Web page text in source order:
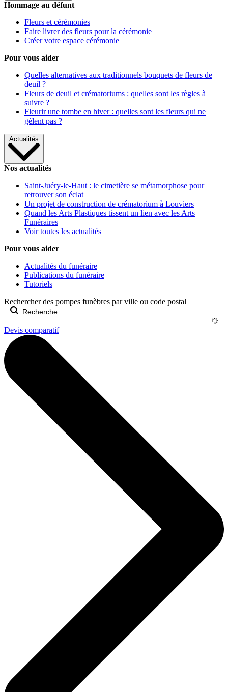
Hommage au défunt
Fleurs et cérémonies
Faire livrer des fleurs pour la cérémonie
Créer votre espace cérémonie
Pour vous aider
Quelles alternatives aux traditionnels bouquets de fleurs de
deuil ?
Fleurs de deuil et crématoriums : quelles sont les règles à
suivre ?
Fleurir une tombe en hiver : quelles sont les fleurs qui ne
gèlent pas ?
Actualités
Nos actualités
Saint-Juéry-le-Haut : le cimetière se métamorphose pour
retrouver son éclat
Un projet de construction de crématorium à Louviers
Quand les Arts Plastiques tissent un lien avec les Arts
Funéraires
Voir toutes les actualités
Pour vous aider
Actualités du funéraire
Publications du funéraire
Tutoriels
Rechercher des pompes funèbres par ville ou code postal
Devis comparatif